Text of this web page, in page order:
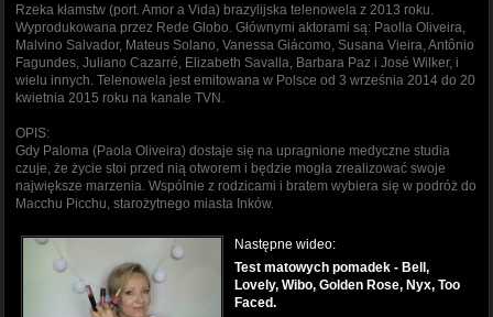
Rzeka kłamstw (port. Amor a Vida) brazylijska telenowela z 2013 roku.
Wyprodukowana przez Rede Globo. Głównymi aktorami są: Paolla Oliveira,
Malvino Salvador, Mateus Solano, Vanessa Giácomo, Susana Vieira, Antônio
Fagundes, Juliano Cazarré, Elizabeth Savalla, Barbara Paz i José Wilker, i
wielu innych. Telenowela jest emitowana w Polsce od 3 września 2014 do 20
kwietnia 2015 roku na kanale TVN.
OPIS:
Gdy Paloma (Paola Oliveira) dostaje się na upragnione medyczne studia
czuje, że życie stoi przed nią otworem i będzie mogła zrealizować swoje
największe marzenia. Wspólnie z rodzicami i bratem wybiera się w podróż do
Macchu Picchu, starożytnego miasta Inków.
Następne wideo:
Test matowych pomadek - Bell,
Lovely, Wibo, Golden Rose, Nyx, Too
Faced.